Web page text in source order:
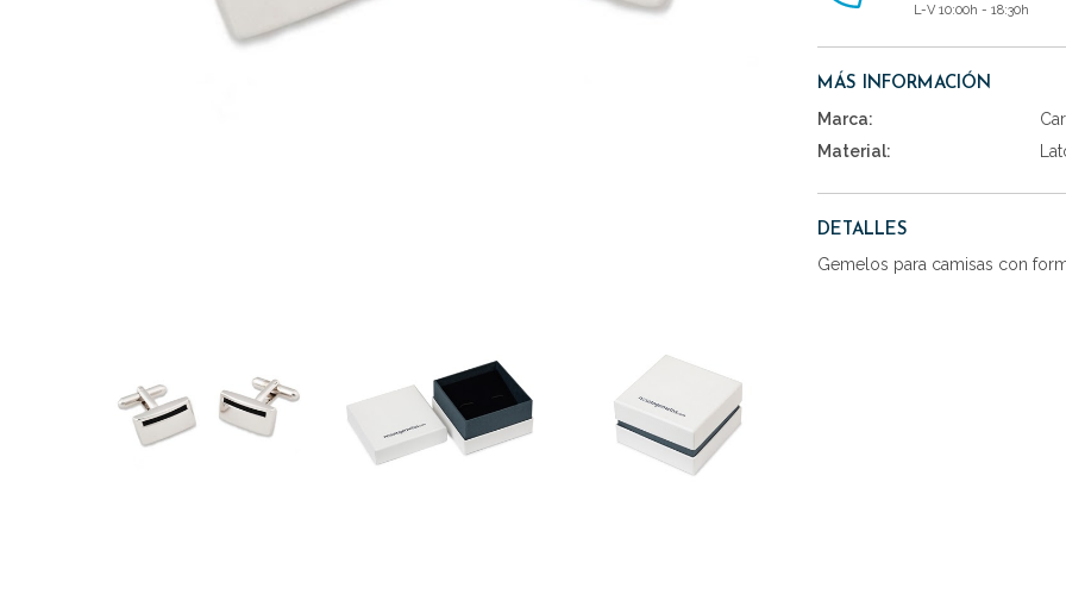
L-V 10:00h - 18:30h
MÁS INFORMACIÓN
Marca:
Material:
DETALLES
Gemelos para camisas con